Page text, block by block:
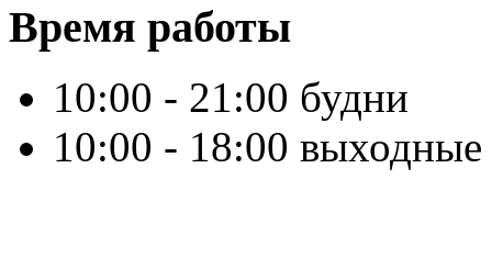
Время работы
10:00 - 21:00 будни
10:00 - 18:00 выходные